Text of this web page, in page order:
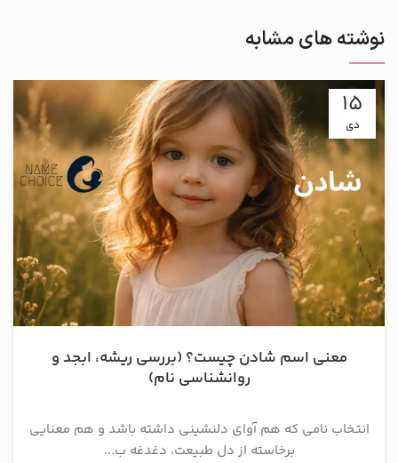
نوشته های مشابه
15
دی
معنی اسم شادن چیست؟ (بررسی ریشه، ابجد و
روانشناسی نام)
انتخاب نامی که هم آوای دلنشینی داشته باشد و هم معنایی
برخاسته از دل طبیعت، دغدغه ب...